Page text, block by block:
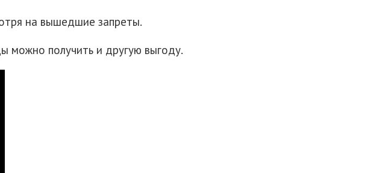
на вышедшие запреты.
можно получить и другую выгоду.